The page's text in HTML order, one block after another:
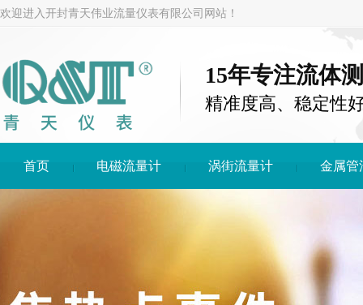
欢迎进入开封青天伟业流量仪表有限公司网站！
15年专注流体
精准度高、稳定性
首页 电磁流量计 涡街流量计 金属管